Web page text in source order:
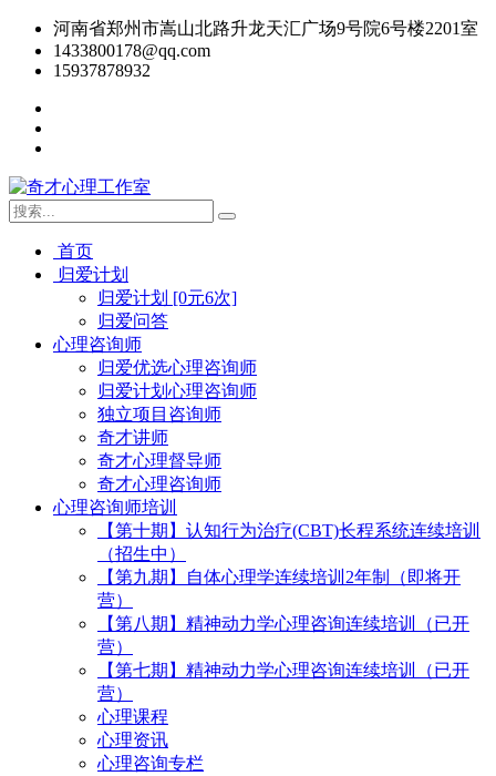
河南省郑州市嵩山北路升龙天汇广场9号院6号楼2201室
1433800178@qq.com
15937878932
首页
归爱计划
归爱计划 [0元6次]
归爱问答
心理咨询师
归爱优选心理咨询师
归爱计划心理咨询师
独立项目咨询师
奇才讲师
奇才心理督导师
奇才心理咨询师
心理咨询师培训
【第十期】认知行为治疗(CBT)长程系统连续培训
（招生中）
【第九期】自体心理学连续培训2年制（即将开
营）
【第八期】精神动力学心理咨询连续培训（已开
营）
【第七期】精神动力学心理咨询连续培训（已开
营）
心理课程
心理资讯
心理咨询专栏